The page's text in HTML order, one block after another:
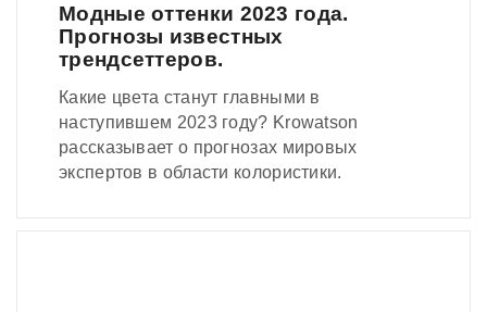
Модные оттенки 2023 года.
Прогнозы известных
трендсеттеров.
Какие цвета станут главными в
наступившем 2023 году? Krowatson
рассказывает о прогнозах мировых
экспертов в области колористики.